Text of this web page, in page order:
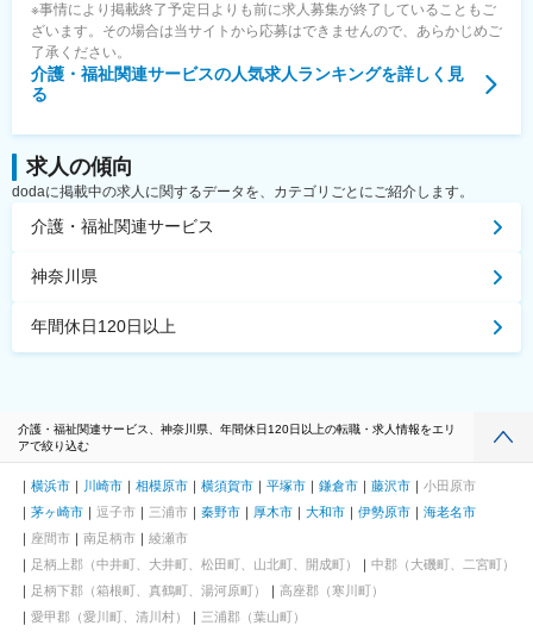
※事情により掲載終了予定日よりも前に求人募集が終了していることもご
ざいます。その場合は当サイトから応募はできませんので、あらかじめご
了承ください。
介護・福祉関連サービスの人気求人ランキングを詳しく見
る
求人の傾向
dodaに掲載中の求人に関するデータを、カテゴリごとにご紹介します。
介護・福祉関連サービス
神奈川県
年間休日120日以上
介護・福祉関連サービス、神奈川県、年間休日120日以上の転職・求人情報をエリ
アで絞り込む
横浜市 川崎市 相模原市 横須賀市 平塚市 鎌倉市 藤沢市
小田原市
茅ヶ崎市
逗子市 三浦市 秦野市 厚木市 大和市 伊勢原市
海老名市
座間市
南足柄市
綾瀬市
足柄上郡（中井町、大井町、松田町、山北町、開成町）
中郡（大磯町、二宮町）
足柄下郡（箱根町、真鶴町、湯河原町）
高座郡（寒川町）
愛甲郡（愛川町、清川村）
三浦郡（葉山町）